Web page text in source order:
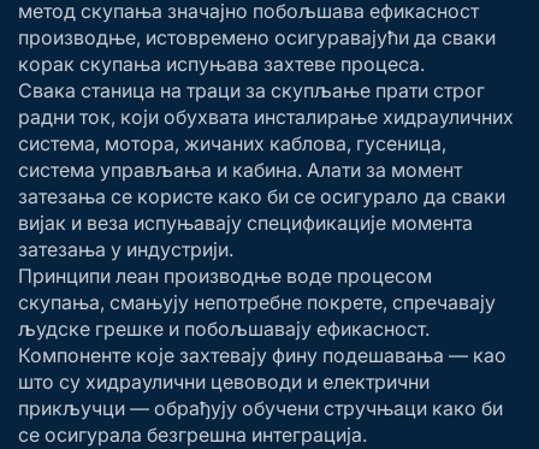
метод скупања значајно побољшава ефикасност
производње, истовремено осигуравајући да сваки
корак скупања испуњава захтеве процеса.
Свака станица на траци за скупљање прати строг
радни ток, који обухвата инсталирање хидрауличних
система, мотора, жичаних каблова, гусеница,
система управљања и кабина. Алати за момент
затезања се користе како би се осигурало да сваки
вијак и веза испуњавају спецификације момента
затезања у индустрији.
Принципи леан производње воде процесом
скупања, смањују непотребне покрете, спречавају
људске грешке и побољшавају ефикасност.
Компоненте које захтевају фину подешавања — као
што су хидраулични цевоводи и електрични
прикључци — обрађују обучени стручњаци како би
се осигурала безгрешна интеграција.